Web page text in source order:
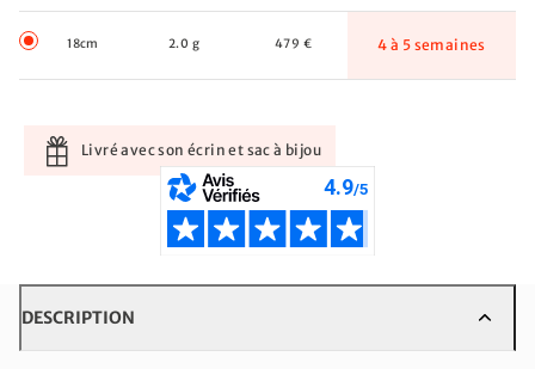
18cm 2.0 g 479 € 4 à 5 semaines
Livré avec son écrin et sac à bijou
DESCRIPTION